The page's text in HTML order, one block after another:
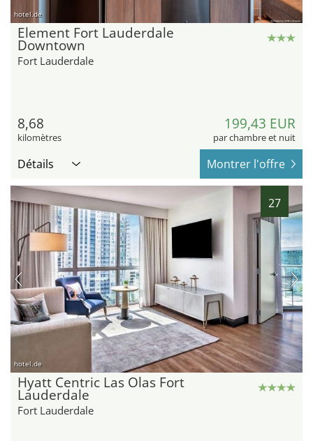
hotel.de
Element Fort Lauderdale
Downtown
Fort Lauderdale
8,68
kilomètres
199,43 EUR
par chambre et nuit
Détails Montrer l'offre
27
hotel.de
Hyatt Centric Las Olas Fort
Lauderdale
Fort Lauderdale